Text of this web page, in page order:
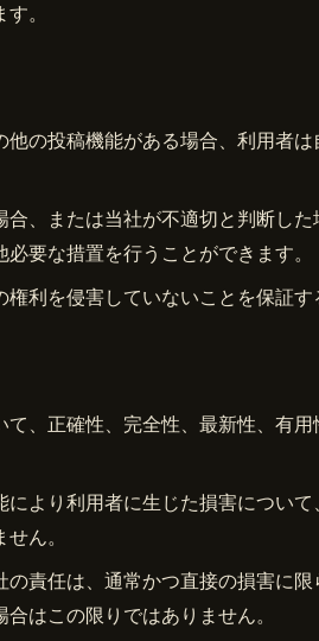
。
の投稿機能がある場合、利用者
、または当社が不適切と判断し
要な措置を行うことができます。
利を侵害していないことを保証す
、正確性、完全性、最新性、有
より利用者に生じた損害につい
ん。
責任は、通常かつ直接の損害に限
はこの限りではありません。